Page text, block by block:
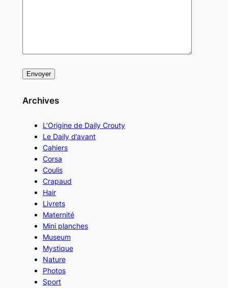
Archives
L’Origine de Daily Crouty
Le Daily d’avant
Cahiers
Corsa
Coulis
Crapaud
Hair
Livrets
Maternité
Mini planches
Museum
Mystique
Nature
Photos
Sport